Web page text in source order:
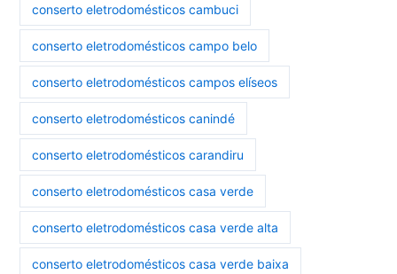
conserto eletrodomésticos cambuci
conserto eletrodomésticos campo belo
conserto eletrodomésticos campos elíseos
conserto eletrodomésticos canindé
conserto eletrodomésticos carandiru
conserto eletrodomésticos casa verde
conserto eletrodomésticos casa verde alta
conserto eletrodomésticos casa verde baixa